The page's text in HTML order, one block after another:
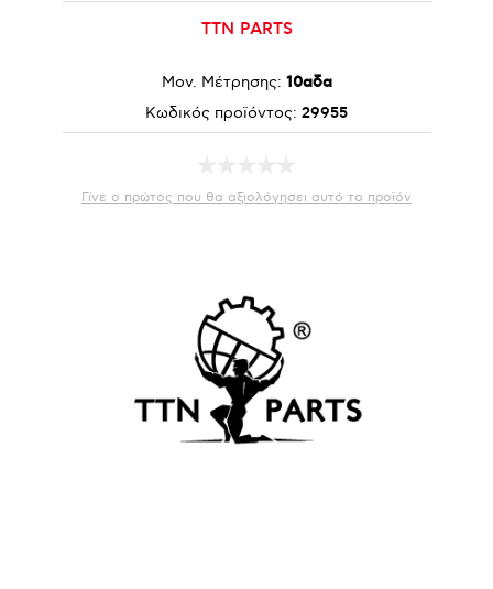
TTN PARTS
Μον. Μέτρησης: 10αδα
Κωδικός προϊόντος: 29955
Γίνε ο πρώτος που θα αξιολόγησει αυτό το προϊόν